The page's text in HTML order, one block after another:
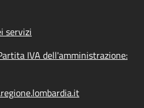
servizi
IVA dell'amministrazione: